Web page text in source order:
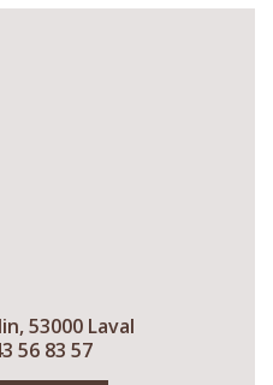
53000 Laval
56 83 57